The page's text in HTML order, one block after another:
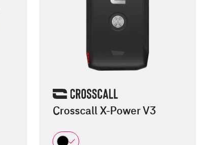
Crosscall X-Power V3